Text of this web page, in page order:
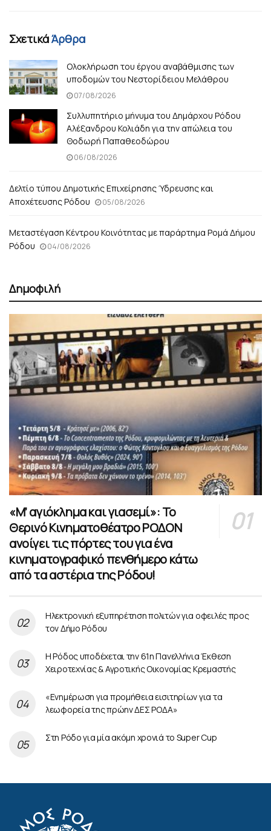
ΣχετικάΆρθρα
Ολοκλήρωση του έργου αναβάθμισης των
υποδομών του Νεστορίδειου Μελάθρου
07/08/2026
Συλλυπητήριο μήνυμα του Δημάρχου Ρόδου
Αλέξανδρου Κολιάδη για την απώλεια του
Θοδωρή Παπαθεοδώρου
06/08/2026
Δελτίο τύπου Δημοτικής Επιχείρησης Ύδρευσης και
Αποχέτευσης Ρόδου
05/08/2026
Μεταστέγαση Κέντρου Κοινότητας με παράρτημα Ρομά Δήμου
Ρόδου
04/08/2026
Δημοφιλή
«Μ’ αγιόκλημα και γιασεμί»: Το
Θερινό Κινηματοθέατρο ΡΟΔΟΝ
ανοίγει τις πόρτες του για ένα
κινηματογραφικό πενθήμερο κάτω
από τα αστέρια της Ρόδου!
Ηλεκτρονική εξυπηρέτηση πολιτών για οφειλές προς
τον Δήμο Ρόδου
Η Ρόδος υποδέχεται την 61η Πανελλήνια Έκθεση
Χειροτεχνίας & Αγροτικής Οικονομίας Κρεμαστής
«Ενημέρωση για προμήθεια εισιτηρίων για τα
λεωφορεία της πρώην ΔΕΣ ΡΟΔΑ»
Στη Ρόδο για μία ακόμη χρονιά το Super Cup